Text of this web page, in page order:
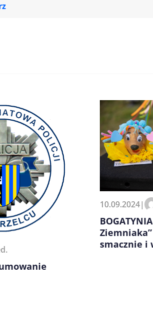
podczas pisania
10.09.2024|
smacznie i